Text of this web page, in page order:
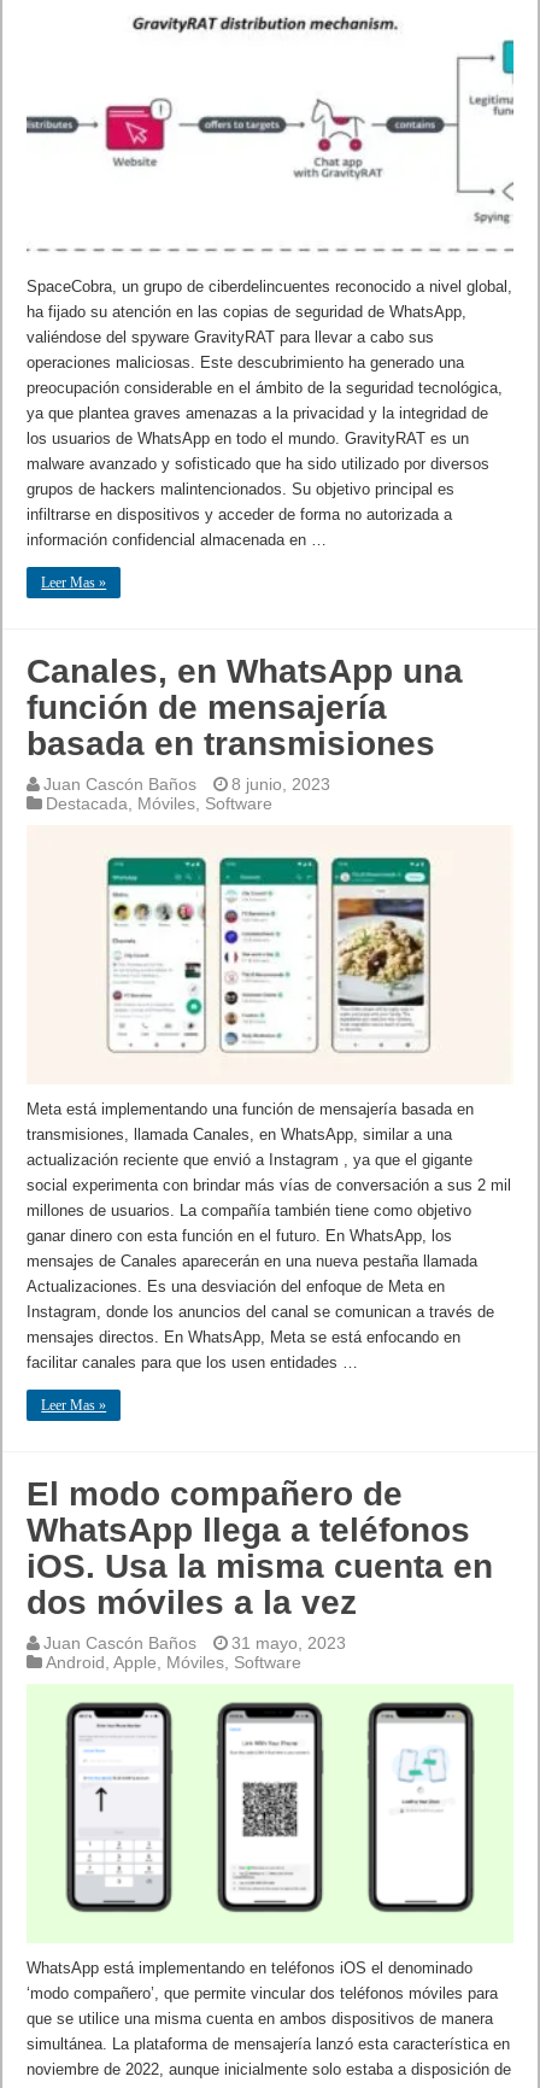
SpaceCobra, un grupo de ciberdelincuentes reconocido a nivel global,
ha fijado su atención en las copias de seguridad de WhatsApp,
valiéndose del spyware GravityRAT para llevar a cabo sus
operaciones maliciosas. Este descubrimiento ha generado una
preocupación considerable en el ámbito de la seguridad tecnológica,
ya que plantea graves amenazas a la privacidad y la integridad de
los usuarios de WhatsApp en todo el mundo. GravityRAT es un
malware avanzado y sofisticado que ha sido utilizado por diversos
grupos de hackers malintencionados. Su objetivo principal es
infiltrarse en dispositivos y acceder de forma no autorizada a
información confidencial almacenada en …
Leer Mas »
Canales, en WhatsApp una
función de mensajería
basada en transmisiones
Juan Cascón Baños
8 junio, 2023
Destacada
Móviles Software
Meta está implementando una función de mensajería basada en
transmisiones, llamada Canales, en WhatsApp, similar a una
actualización reciente que envió a Instagram , ya que el gigante
social experimenta con brindar más vías de conversación a sus 2 mil
millones de usuarios. La compañía también tiene como objetivo
ganar dinero con esta función en el futuro. En WhatsApp, los
mensajes de Canales aparecerán en una nueva pestaña llamada
Actualizaciones. Es una desviación del enfoque de Meta en
Instagram, donde los anuncios del canal se comunican a través de
mensajes directos. En WhatsApp, Meta se está enfocando en
facilitar canales para que los usen entidades …
Leer Mas »
El modo compañero de
WhatsApp llega a teléfonos
iOS. Usa la misma cuenta en
dos móviles a la vez
Juan Cascón Baños
31 mayo, 2023
Android ,Apple Móviles Software
WhatsApp está implementando en teléfonos iOS el denominado
‘modo compañero’, que permite vincular dos teléfonos móviles para
que se utilice una misma cuenta en ambos dispositivos de manera
simultánea. La plataforma de mensajería lanzó esta característica en
noviembre de 2022, aunque inicialmente solo estaba a disposición de